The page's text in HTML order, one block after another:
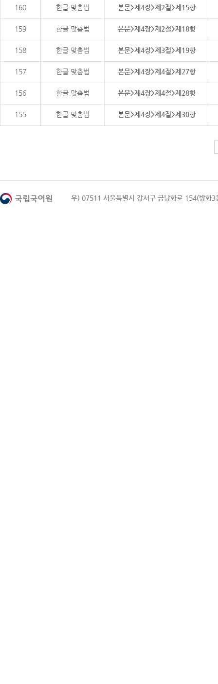
160 한글 맞춤법 본문>제4장>제2절>제15항
159 한글 맞춤법 본문>제4장>제2절>제18항
158 한글 맞춤법 본문>제4장>제3절>제19항
157 한글 맞춤법 본문>제4장>제4절>제27항
156 한글 맞춤법 본문>제4장>제4절>제28항
155 한글 맞춤법 본문>제4장>제4절>제30항
우) 07511 서울특별시 강서구 금낭화로 154(방화3